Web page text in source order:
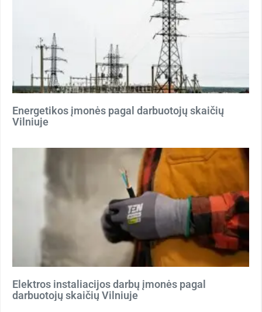
Energetikos įmonės pagal darbuotojų skaičių
Vilniuje
Elektros instaliacijos darbų įmonės pagal
darbuotojų skaičių Vilniuje